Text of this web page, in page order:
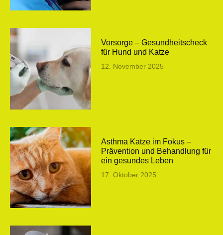
Vorsorge – Gesundheitscheck
für Hund und Katze
12. November 2025
Asthma Katze im Fokus –
Prävention und Behandlung für
ein gesundes Leben
17. Oktober 2025